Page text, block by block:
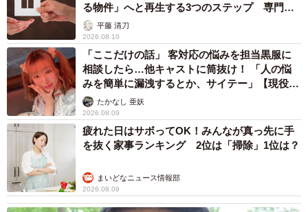
る物件」へと再生する3つのステップ 専門家
が解説平藤 清刀
2026.08.10
「ここだけの話」 客対応の悩みを担当黒服に
相談したら…他キャストに筒抜け！ 「人の悩
みを簡単に漏洩するとか、サイテー」【現役キ
ャストに取材】
たかなし 亜妖
2026.08.09
疲れた日はサボってOK！みんなが真っ先に手
を抜く家事ランキング 2位は「掃除」1位は？
まいどなニュース情報部
2026.08.09